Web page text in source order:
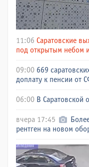
11:06 Саратовские
под открытым небом
09:00 669
доплату к пенсии от
06:00 В Саратовской
вчера 17:45
рентген на новом